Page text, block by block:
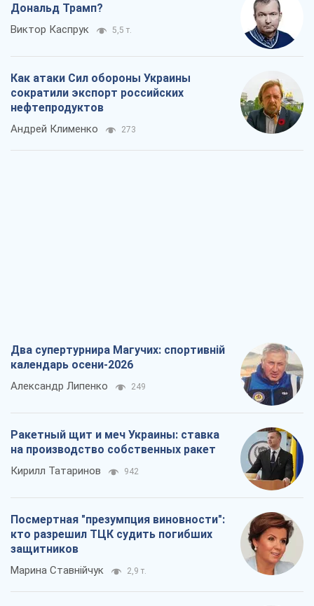
Дональд Трамп?
Виктор Каспрук 5,5 т.
Как атаки Сил обороны Украины
сократили экспорт российских
нефтепродуктов
Андрей Клименко 273
Два супертурнира Магучих: спортивній
календарь осени-2026
Александр Липенко 249
Ракетный щит и меч Украины: ставка
на производство собственных ракет
Кирилл Татаринов 942
Посмертная "презумпция виновности":
кто разрешил ТЦК судить погибших
защитников
Марина Ставнійчук 2,9 т.